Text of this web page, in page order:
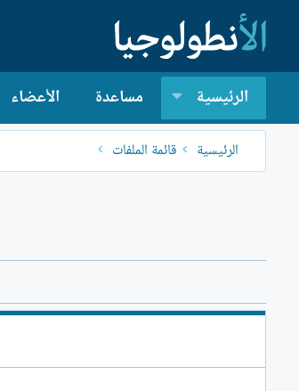
الرئيسية مساعدة الأعضاء
الرئيسية قائمة الملفات